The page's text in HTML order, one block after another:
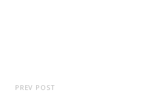
PREV POST